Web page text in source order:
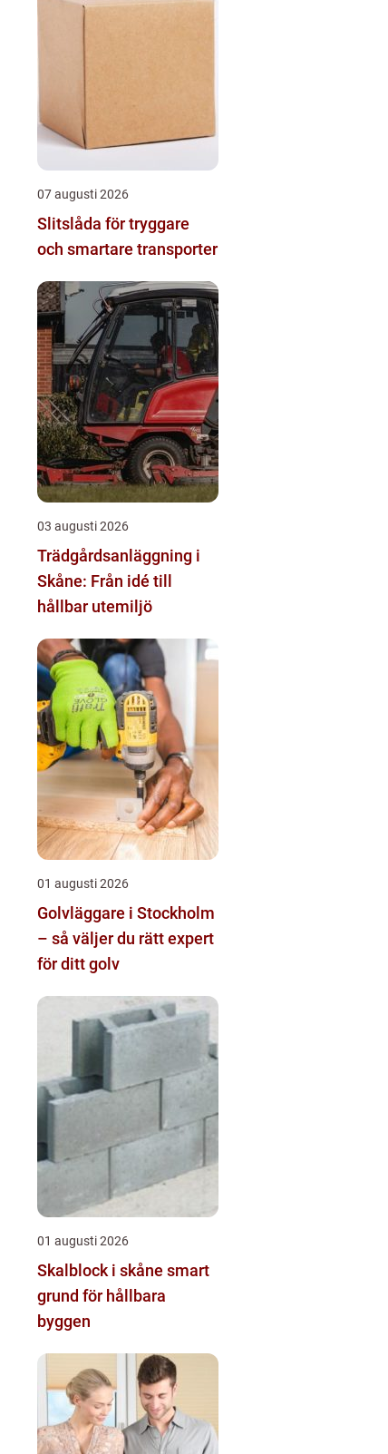
07 augusti 2026
Slitslåda för tryggare
och smartare transporter
03 augusti 2026
Trädgårdsanläggning i
Skåne: Från idé till
hållbar utemiljö
01 augusti 2026
Golvläggare i Stockholm
– så väljer du rätt expert
för ditt golv
01 augusti 2026
Skalblock i skåne smart
grund för hållbara
byggen